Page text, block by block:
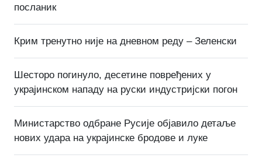
посланик
Крим тренутно није на дневном реду – Зеленски
Шесторо погинуло, десетине повређених у
украјинском нападу на руски индустријски погон
Министарство одбране Русије објавило детаље
нових удара на украјинске бродове и луке